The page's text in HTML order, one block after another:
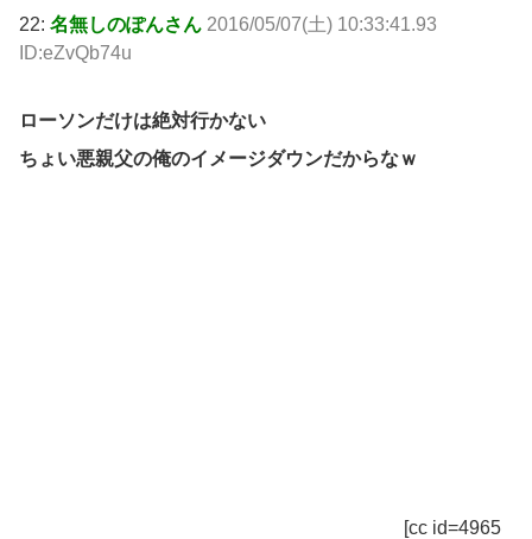
22: 名無しのぽんさん 2016/05/07(土) 10:33:41.93
ID:eZvQb74u
ローソンだけは絶対行かない
ちょい悪親父の俺のイメージダウンだからなｗ
[cc id=4965